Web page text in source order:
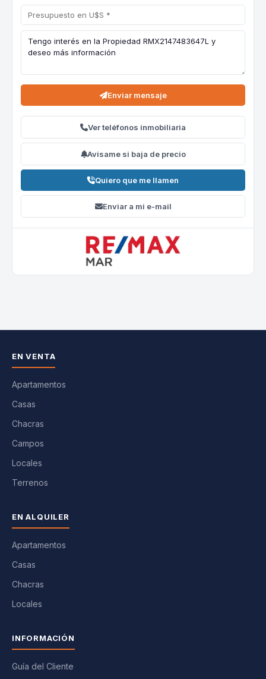
Enviar mensaje
Ver teléfonos inmobiliaria
Avisame si baja de precio
Quiero que me llamen
Enviar a mi e-mail
EN VENTA
Apartamentos
Casas
Chacras
Campos
Locales
Terrenos
EN ALQUILER
Apartamentos
Casas
Chacras
Locales
INFORMACIÓN
Guía del Cliente